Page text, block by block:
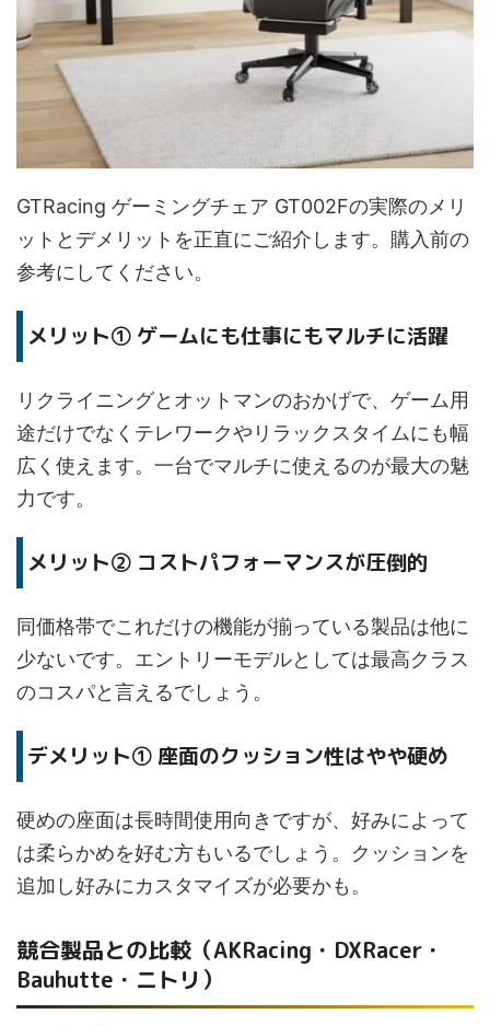
GTRacing ゲーミングチェア GT002Fの実際のメリ
ットとデメリットを正直にご紹介します。購入前の
参考にしてください。
メリット① ゲームにも仕事にもマルチに活躍
リクライニングとオットマンのおかげで、ゲーム用
途だけでなくテレワークやリラックスタイムにも幅
広く使えます。一台でマルチに使えるのが最大の魅
力です。
メリット② コストパフォーマンスが圧倒的
同価格帯でこれだけの機能が揃っている製品は他に
少ないです。エントリーモデルとしては最高クラス
のコスパと言えるでしょう。
デメリット① 座面のクッション性はやや硬め
硬めの座面は長時間使用向きですが、好みによって
は柔らかめを好む方もいるでしょう。クッションを
追加し好みにカスタマイズが必要かも。
競合製品との比較（AKRacing・DXRacer・
Bauhutte・ニトリ）